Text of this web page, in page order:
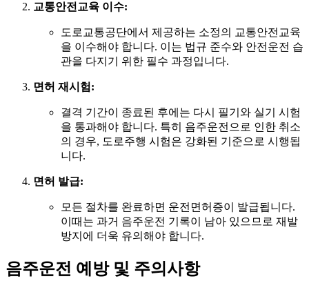
교통안전교육 이수:
도로교통공단에서 제공하는 소정의 교통안전교육
을 이수해야 합니다. 이는 법규 준수와 안전운전 습
관을 다지기 위한 필수 과정입니다.
면허 재시험:
결격 기간이 종료된 후에는 다시 필기와 실기 시험
을 통과해야 합니다. 특히 음주운전으로 인한 취소
의 경우, 도로주행 시험은 강화된 기준으로 시행됩
니다.
면허 발급:
모든 절차를 완료하면 운전면허증이 발급됩니다.
이때는 과거 음주운전 기록이 남아 있으므로 재발
방지에 더욱 유의해야 합니다.
음주운전 예방 및 주의사항